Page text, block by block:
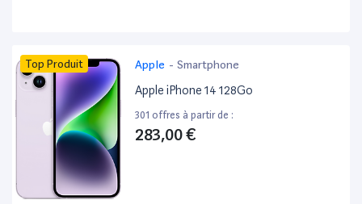
Top Produit Apple - Smartphone
Apple iPhone 14 128Go
301 offres à partir de :
283,00 €